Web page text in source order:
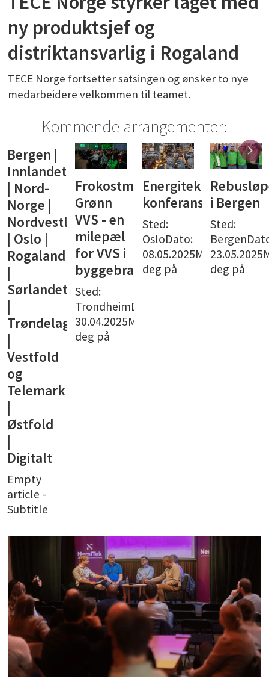
ny produktsjef og
distriktansvarlig i Rogaland
TECE Norge fortsetter satsingen og ønsker to nye
medarbeidere velkommen til teamet.
Kommende arrangementer:
Frokostmøte:
Grønn
VVS - en
milepæl
for VVS i
byggebransjen
Sted:
TrondheimDato:
30.04.2025Meld
deg på
Energiteknisk
konferanse
Sted:
OsloDato:
08.05.2025Meld
deg på
Rebusløpet
i Bergen
Sted:
BergenDato:
23.05.2025Meld
deg på
Båttur
med
NemiTek
Oslo
Sted:
OsloDato: